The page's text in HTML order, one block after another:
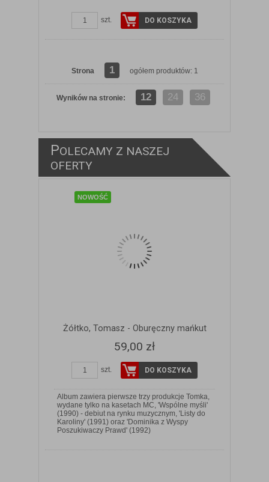
szt. DO KOSZYKA
Strona 1 ogółem produktów: 1
Wyników na stronie: 12 24 36
POLECAMY Z NASZEJ
OFERTY
ZOBACZ SZCZEGÓŁY
NOWOŚĆ
Żółtko, Tomasz - Oburęczny mańkut
59,00 zł
szt. DO KOSZYKA
Album zawiera pierwsze trzy produkcje Tomka,
wydane tylko na kasetach MC, 'Wspólne myśli'
(1990) - debiut na rynku muzycznym, 'Listy do
Karoliny' (1991) oraz 'Dominika z Wyspy
Poszukiwaczy Prawd' (1992)
ZOBACZ SZCZEGÓŁY